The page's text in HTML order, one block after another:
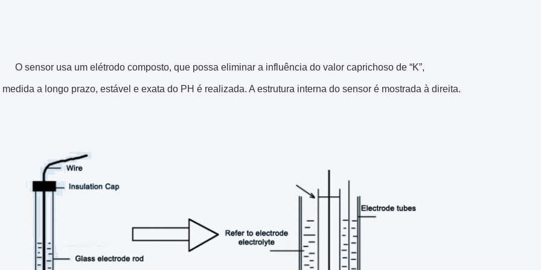
O sensor usa um elétrodo composto, que possa eliminar a influência do valor caprichoso de “K”,
a longo prazo, estável e exata do PH é realizada. A estrutura interna do sensor é mostrada à direita.